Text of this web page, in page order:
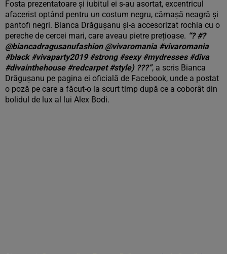
Fosta prezentatoare și iubitul ei s-au asortat, excentricul
afacerist optând pentru un costum negru, cămașă neagră și
pantofi negri. Bianca Drăgușanu și-a accesorizat rochia cu o
pereche de cercei mari, care aveau pietre prețioase. “? #?
@biancadragusanufashion @vivaromania #vivaromania
#black #vivaparty2019 #strong #sexy #mydresses #diva
#divainthehouse #redcarpet #style) ???”, a scris Bianca
Drăgușanu pe pagina ei oficială de Facebook, unde a postat
o poză pe care a făcut-o la scurt timp după ce a coborât din
bolidul de lux al lui Alex Bodi.